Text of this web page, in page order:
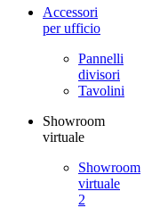
Accessori
per ufficio
Pannelli
divisori
Tavolini
Showroom
virtuale
Showroom
virtuale
2